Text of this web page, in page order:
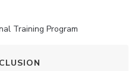
Training Program